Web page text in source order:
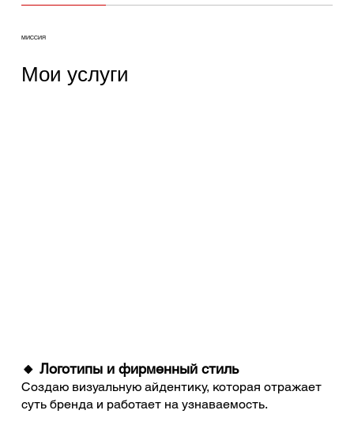
МИССИЯ
Мои услуги
🔸 Логотипы и фирменный стиль
Создаю визуальную айдентику, которая отражает
суть бренда и работает на узнаваемость.